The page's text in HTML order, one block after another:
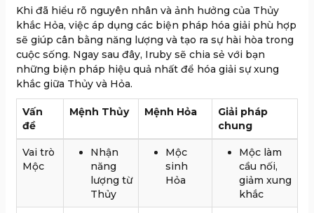
Khi đã hiểu rõ nguyên nhân và ảnh hưởng của Thủy
khắc Hỏa, việc áp dụng các biện pháp hóa giải phù hợp
sẽ giúp cân bằng năng lượng và tạo ra sự hài hòa trong
cuộc sống. Ngay sau đây, Iruby sẽ chia sẻ với bạn
những biện pháp hiệu quả nhất để hóa giải sự xung
khắc giữa Thủy và Hỏa.
Vấn
đề
Mệnh Thủy Mệnh Hỏa
Giải pháp
chung
Vai trò
Mộc
Nhận
năng
lượng từ
Thủy
Mộc
sinh
Hỏa
Mộc làm
cầu nối,
giảm xung
khắc